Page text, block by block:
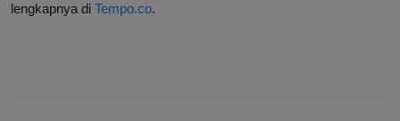
lengkapnya di Tempo.co.